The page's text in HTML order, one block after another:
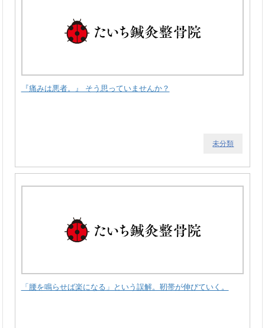
『痛みは悪者。』 そう思っていませんか？
未分類
「腰を鳴らせば楽になる」という誤解。靭帯が伸びていく。